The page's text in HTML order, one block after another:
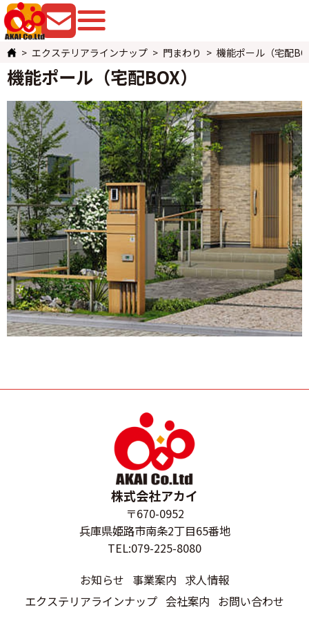
エクステリアラインナップ 門まわり 機能ポール（宅配
機能ポール（宅配BOX）
株式会社アカイ
〒670-0952
兵庫県姫路市南条2丁目65番地
TEL:079-225-8080
お知らせ 事業案内 求人情報
エクステリアラインナップ 会社案内 お問い合わせ